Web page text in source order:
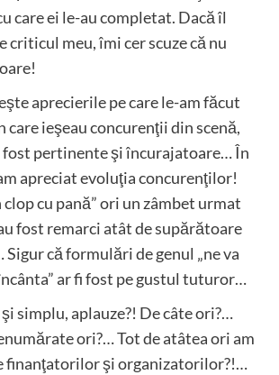
care ei le-au completat. Dacă îl
criticul meu, îmi cer scuze că nu
aprecierile pe care le-am făcut
care ieşeau concurenţii din scenă,
fost pertinente şi încurajatoare… În
apreciat evoluţia concurenţilor!
clop cu pană” ori un zâmbet urmat
fost remarci atât de supărătoare
că formulări de genul „ne va
ar fi fost pe gustul tuturor…
simplu, aplauze?! De câte ori?…
ori?… Tot de atâtea ori am
finanţatorilor şi organizatorilor?!…